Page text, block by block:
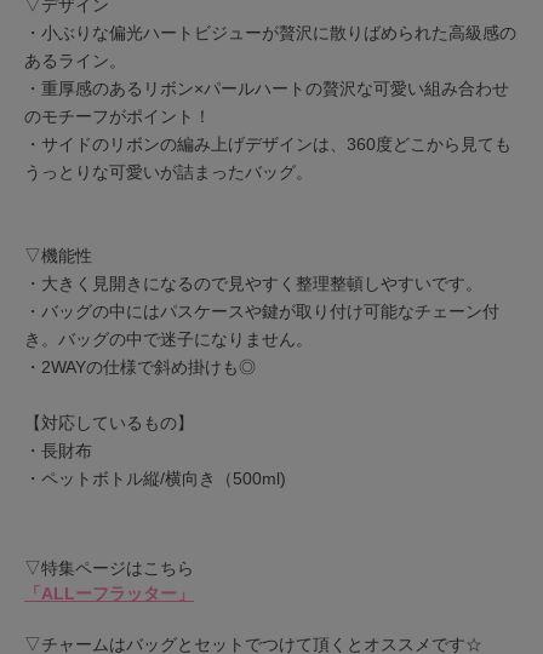
▽デザイン
・小ぶりな偏光ハートビジューが贅沢に散りばめられた高級感の
あるライン。
・重厚感のあるリボン×パールハートの贅沢な可愛い組み合わせ
のモチーフがポイント！
・サイドのリボンの編み上げデザインは、360度どこから見ても
うっとりな可愛いが詰まったバッグ。
▽機能性
・大きく見開きになるので見やすく整理整頓しやすいです。
・バッグの中にはパスケースや鍵が取り付け可能なチェーン付
き。バッグの中で迷子になりません。
・2WAYの仕様で斜め掛けも◎
【対応しているもの】
・長財布
・ペットボトル縦/横向き（500ml)
▽特集ページはこちら
「ALLーフラッター」
▽チャームはバッグとセットでつけて頂くとオススメです☆